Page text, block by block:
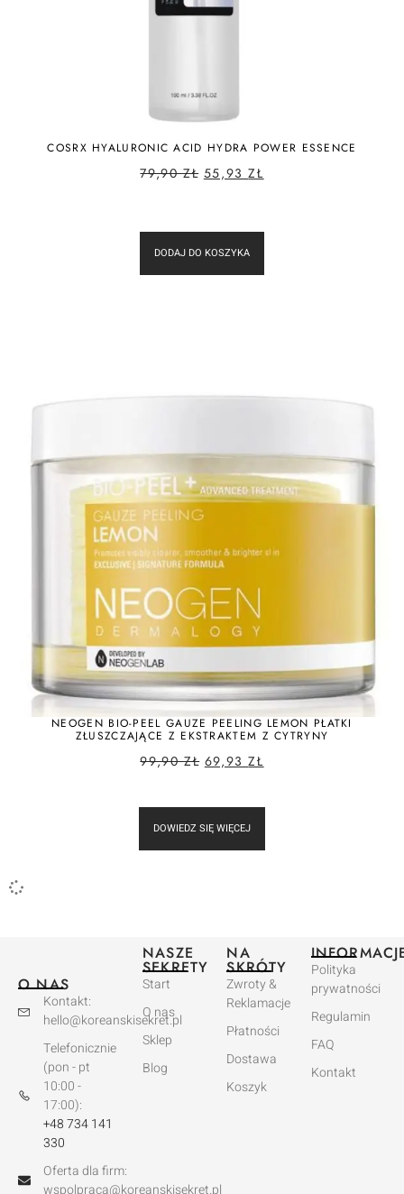
COSRX HYALURONIC ACID HYDRA POWER ESSENCE
79,90ZŁ 55,93ZŁ
DODAJ DO KOSZYKA
NEOGEN BIO-PEEL GAUZE PEELING LEMON PŁATKI
ZŁUSZCZAJĄCE Z EKSTRAKTEM Z CYTRYNY
99,90ZŁ 69,93ZŁ
DOWIEDZ SIĘ WIĘCEJ
O NAS
Kontakt:
hello@koreanskisekret.pl
Telefonicznie
(pon - pt
10:00 -
17:00):
+48 734 141
330
Oferta dla firm:
wspolpraca@koreanskisekret.pl
NASZE
SEKRETY
Start
O nas
Sklep
Blog
NA
SKRÓTY
Zwroty &
Reklamacje
Płatności
Dostawa
Koszyk
Polityka
prywatności
Regulamin
FAQ
Kontakt